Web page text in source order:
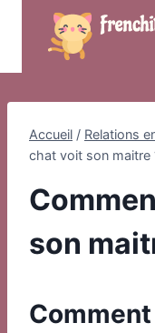
Accueil / Relations
chat voit son maitre
son